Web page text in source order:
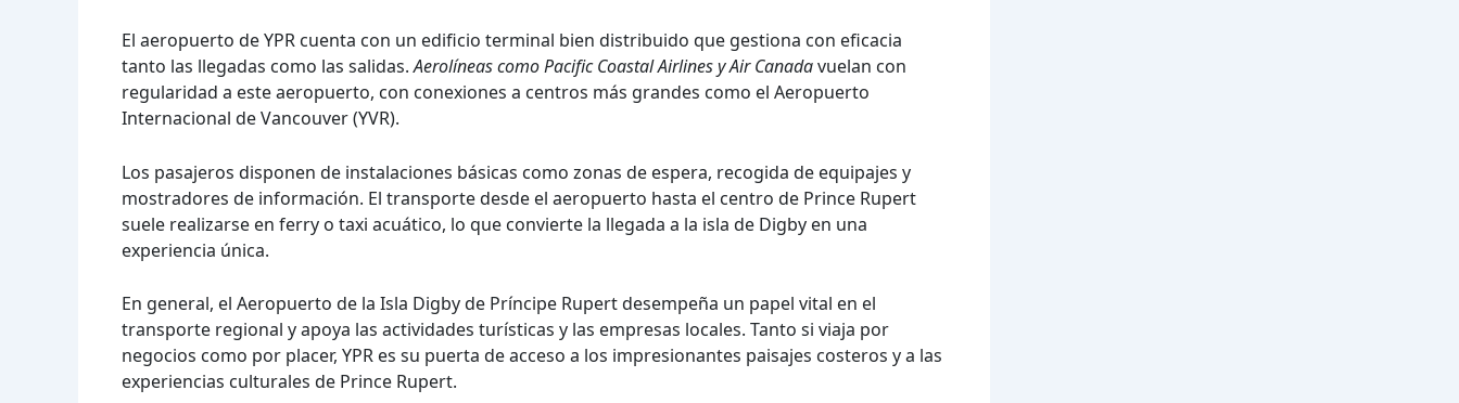
El aeropuerto de YPR cuenta con un edificio terminal bien distribuido que gestiona con eficacia
tanto las llegadas como las salidas.Aerolíneas como Pacific Coastal Airlines y Air Canadavuelan con
regularidad a este aeropuerto, con conexiones a centros más grandes como el Aeropuerto
Internacional de Vancouver (YVR).
Los pasajeros disponen de instalaciones básicas como zonas de espera, recogida de equipajes y
mostradores de información. El transporte desde el aeropuerto hasta el centro de Prince Rupert
suele realizarse en ferry o taxi acuático, lo que convierte la llegada a la isla de Digby en una
experiencia única.
En general, el Aeropuerto de la Isla Digby de Príncipe Rupert desempeña un papel vital en el
transporte regional y apoya las actividades turísticas y las empresas locales. Tanto si viaja por
negocios como por placer, YPR es su puerta de acceso a los impresionantes paisajes costeros y a las
experiencias culturales de Prince Rupert.